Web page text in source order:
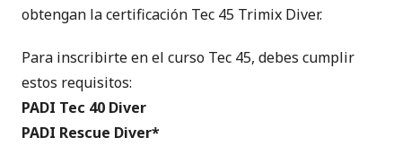
obtengan la certificación Tec 45 Trimix Diver.
Para inscribirte en el curso Tec 45, debes cumplir
estos requisitos:
PADI Tec 40 Diver
PADI Rescue Diver*